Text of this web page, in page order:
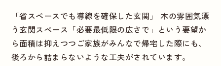
「省スペースでも導線を確保した玄関」 木の雰囲気漂
う玄関スペース「必要最低限の広さで」という要望か
ら面積は抑えつつご家族がみんなで帰宅した際にも、
後ろから詰まらないような工夫がされています。